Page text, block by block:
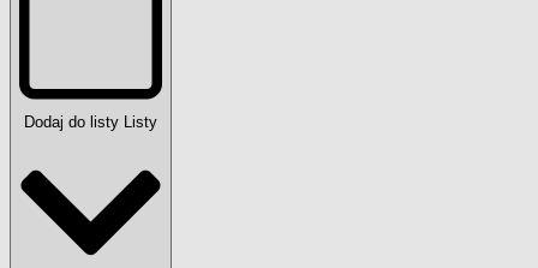
Dodaj do listy Listy